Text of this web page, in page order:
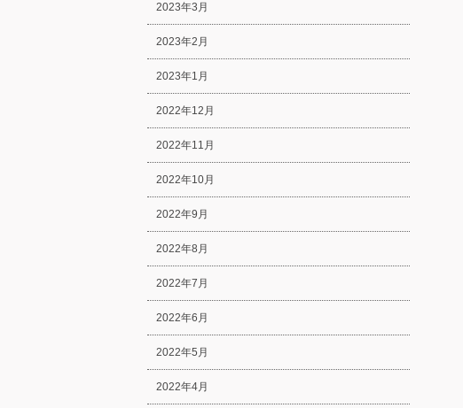
2023年3月
2023年2月
2023年1月
2022年12月
2022年11月
2022年10月
2022年9月
2022年8月
2022年7月
2022年6月
2022年5月
2022年4月